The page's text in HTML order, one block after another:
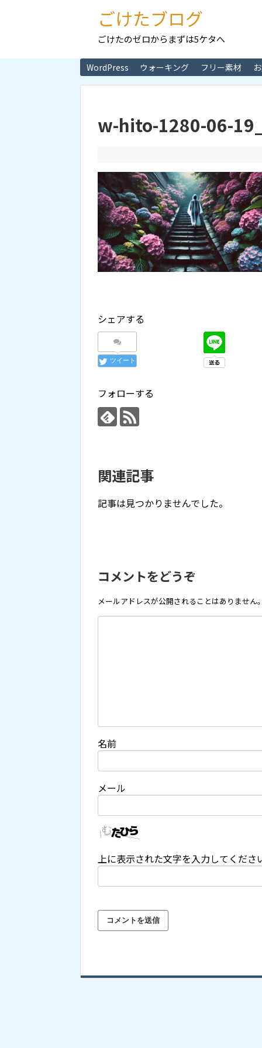
ごけたブログ
ごけたのゼロからまずは5ケタへ
WordPress ウォーキング フリー素材
w-hito-1280-06-
シェアする
ツイート
フォローする
関連記事
記事は見つかりませんでした。
コメントをどうぞ
メールアドレスが公開されることはありません
名前
メール
上に表示された文字を入力してくださ